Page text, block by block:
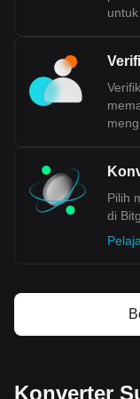
menunjukkan
Data pertukaran
bahwa
populer adalah
kripto yang bisa
Pilih
di
Konverter